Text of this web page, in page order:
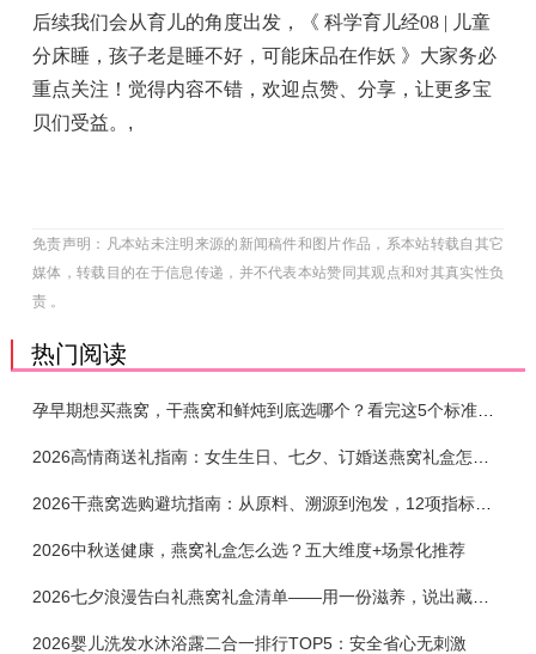
后续我们会从育儿的角度出发，《 科学育儿经08 | 儿童
分床睡，孩子老是睡不好，可能床品在作妖 》大家务必
重点关注！觉得内容不错，欢迎点赞、分享，让更多宝
贝们受益。 ,
免责声明：凡本站未注明来源的新闻稿件和图片作品，系本站转载自其它
媒体，转载目的在于信息传递，并不代表本站赞同其观点和对其真实性负
责 。
热门阅读
孕早期想买燕窝，干燕窝和鲜炖到底选哪个？看完这5个标准再下单
2026干燕窝选购避坑指南：从原料、溯源到泡发，12项指标判断靠谱燕窝
2026中秋送健康，燕窝礼盒怎么选？五大维度+场景化推荐
2026七夕浪漫告白礼燕窝礼盒清单——用一份滋养，说出藏在心底的爱
2026婴儿洗发水沐浴露二合一排行TOP5：安全省心无刺激